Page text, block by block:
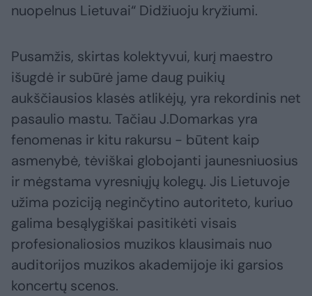
nuopelnus Lietuvai“ Didžiuoju kryžiumi.
Pusamžis, skirtas kolektyvui, kurį maestro
išugdė ir subūrė jame daug puikių
aukščiausios klasės atlikėjų, yra rekordinis net
pasaulio mastu. Tačiau J.Domarkas yra
fenomenas ir kitu rakursu - būtent kaip
asmenybė, tėviškai globojanti jaunesniuosius
ir mėgstama vyresniųjų kolegų. Jis Lietuvoje
užima poziciją neginčytino autoriteto, kuriuo
galima besąlygiškai pasitikėti visais
profesionaliosios muzikos klausimais nuo
auditorijos muzikos akademijoje iki garsios
koncertų scenos.